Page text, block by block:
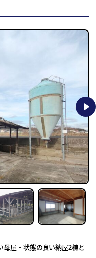
母屋・状態の良い納屋2棟と